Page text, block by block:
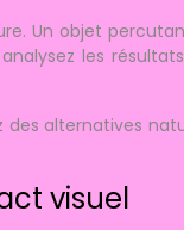
Un objet
les
des alternatives
visuel